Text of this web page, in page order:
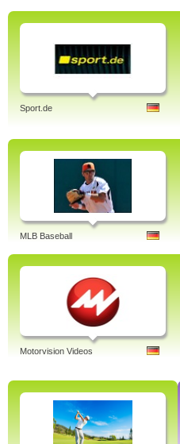
Sport.de
MLB Baseball
Motorvision Videos